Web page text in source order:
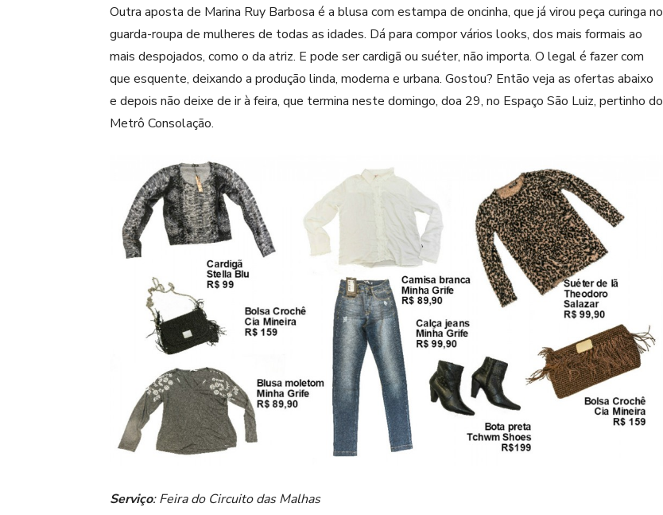
Outra aposta de Marina Ruy Barbosa é a blusa com estampa de oncinha, que já virou peça curinga no
guarda-roupa de mulheres de todas as idades. Dá para compor vários looks, dos mais formais ao
mais despojados, como o da atriz. E pode ser cardigã ou suéter, não importa. O legal é fazer com
que esquente, deixando a produção linda, moderna e urbana. Gostou? Então veja as ofertas abaixo
e depois não deixe de ir à feira, que termina neste domingo, doa 29, no Espaço São Luiz, pertinho do
Metrô Consolação.
Serviço: Feira do Circuito das Malhas